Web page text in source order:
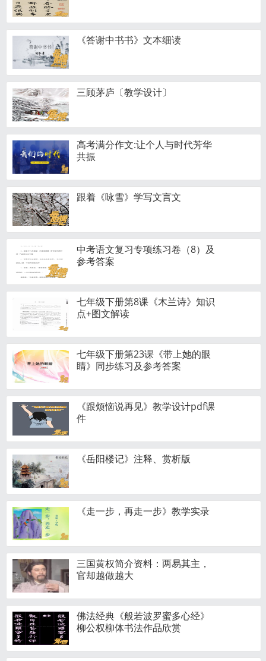
《答谢中书书》文本细读
三顾茅庐〔教学设计〕
高考满分作文:让个人与时代芳华
共振
跟着《咏雪》学写文言文
中考语文复习专项练习卷（8）及
参考答案
七年级下册第8课《木兰诗》知识
点+图文解读
七年级下册第23课《带上她的眼
睛》同步练习及参考答案
《跟烦恼说再见》教学设计pdf课
件
《岳阳楼记》注释、赏析版
《走一步，再走一步》教学实录
三国黄权简介资料：两易其主，
官却越做越大
佛法经典《般若波罗蜜多心经》
柳公权柳体书法作品欣赏